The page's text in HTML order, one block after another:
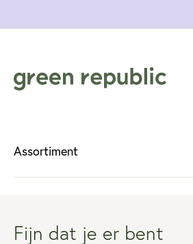
Assortiment
Fijn dat je er bent